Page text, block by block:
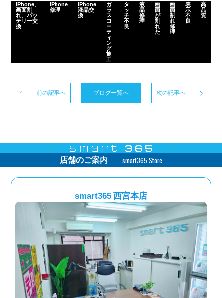
iPhone、
画面割
れ、バッ
テリー交
換
iPhone
修理
iPhone
液晶交
換
ガ
ラ
ス
コ
ー
テ
ィ
ン
グ
施
工
タ
ッ
チ
不
良
液
晶
修
理
画
面
が
割
れ
た
画
面
割
れ
修
理
表
示
不
良
高
品
質
前の記事へ ブログ一覧へ 次の記事へ
店舗のご案内 smart365 Store
smart365 西宮本店